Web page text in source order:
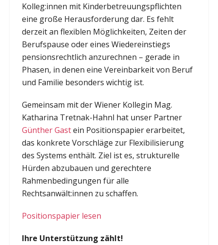
Kolleg:innen mit Kinderbetreuungspflichten
eine große Herausforderung dar. Es fehlt
derzeit an flexiblen Möglichkeiten, Zeiten der
Berufspause oder eines Wiedereinstiegs
pensionsrechtlich anzurechnen – gerade in
Phasen, in denen eine Vereinbarkeit von Beruf
und Familie besonders wichtig ist.
Gemeinsam mit der Wiener Kollegin Mag.
Katharina Tretnak-Hahnl hat unser Partner
Günther Gastein Positionspapier erarbeitet,
das konkrete Vorschläge zur Flexibilisierung
des Systems enthält. Ziel ist es, strukturelle
Hürden abzubauen und gerechtere
Rahmenbedingungen für alle
Rechtsanwält:innen zu schaffen.
Positionspapier lesen
Ihre Unterstützung zählt!